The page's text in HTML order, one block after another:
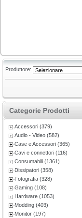
Produttore:
Categorie Prodotti
Accessori (379)
Audio - Video (582)
Case e Accessori (365)
Cavi e connettori (116)
Consumabili (1361)
Dissipatori (358)
Fotografia (328)
Gaming (108)
Hardware (1053)
Modding (403)
Monitor (197)